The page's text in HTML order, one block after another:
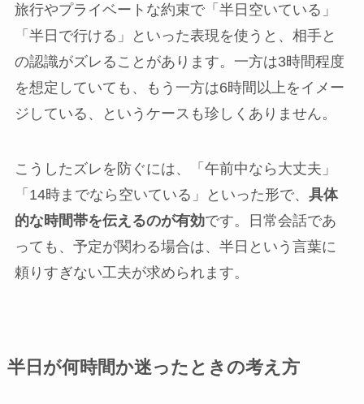
旅行やプライベートな約束で「半日空いている」
「半日で行ける」といった表現を使うと、相手と
の認識がズレることがあります。一方は3時間程度
を想定していても、もう一方は6時間以上をイメー
ジしている、というケースも珍しくありません。
こうしたズレを防ぐには、「午前中なら大丈夫」
「14時までなら空いている」といった形で、 具体
的な時間帯を伝えるのが有効です。日常会話であ
っても、予定が関わる場合は、半日という言葉に
頼りすぎない工夫が求められます。
半日が何時間か迷ったときの考え方